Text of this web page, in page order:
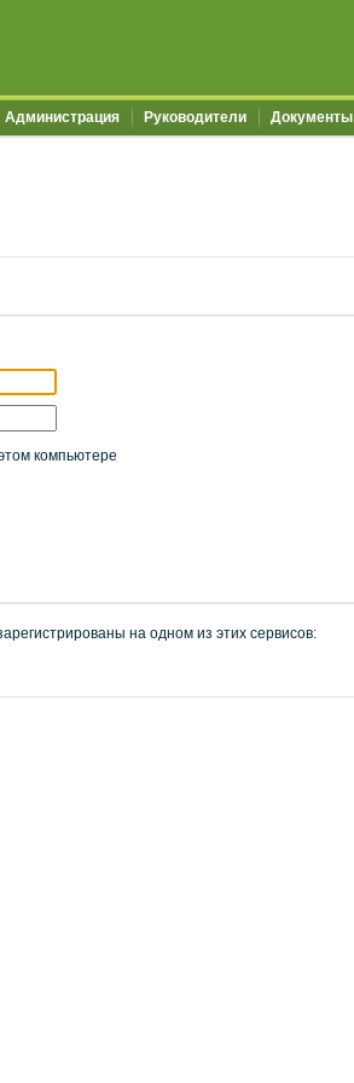
Администрация Руководители Документы
компьютере
на одном из этих сервисов: